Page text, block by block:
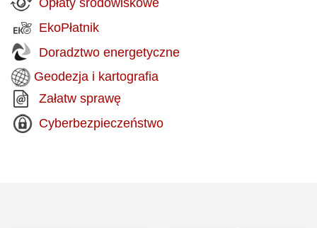
Opłaty środowiskowe
EkoPłatnik
Doradztwo energetyczne
Geodezja i kartografia
Załatw sprawę
Cyberbezpieczeństwo